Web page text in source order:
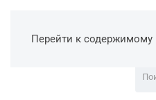
Перейти к содержимому